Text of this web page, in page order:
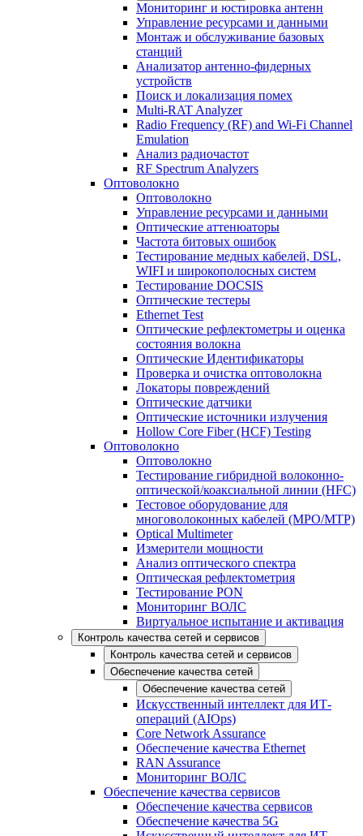
Мониторинг и юстировка антенн
Управление ресурсами и данными
Монтаж и обслуживание базовых
станций
Анализатор антенно-фидерных
устройств
Поиск и локализация помех
Multi-RAT Analyzer
Radio Frequency (RF) and Wi-Fi Channel
Emulation
Анализ радиочастот
RF Spectrum Analyzers
Оптоволокно
Оптоволокно
Управление ресурсами и данными
Оптические aттенюаторы
Частота битовых ошибок
Тестирование медных кабелей, DSL,
WIFI и широкополосных систем
Тестирование DOCSIS
Оптические тестеры
Ethernet Test
Оптические рефлектометры и оценка
состояния волокна
Оптические Идентификаторы
Проверка и очистка оптоволокна
Локаторы повреждений
Оптические датчики
Оптические источники излучения
Hollow Core Fiber (HCF) Testing
Оптоволокно
Оптоволокно
Тестирование гибридной волоконно-
оптической/коаксиальной линии (HFC)
Тестовое оборудование для
многоволоконных кабелей (MPO/MTP)
Optical Multimeter
Измерители мощности
Анализ оптического спектра
Оптическая рефлектометрия
Тестирование PON
Мониторинг ВОЛС
Виртуальное испытание и активация
Контроль качества сетей и сервисов
Контроль качества сетей и сервисов
Обеспечение качества сетей
Обеспечение качества сетей
Искусственный интеллект для ИТ-
операций (AIOps)
Core Network Assurance
Обеспечение качества Ethernet
RAN Assurance
Мониторинг ВОЛС
Обеспечение качества сервисов
Обеспечение качества сервисов
Обеспечение качества 5G